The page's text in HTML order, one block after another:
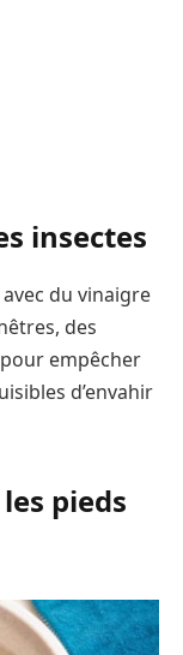
insectes
avec du vinaigre
des
empêcher
d’envahir
pieds